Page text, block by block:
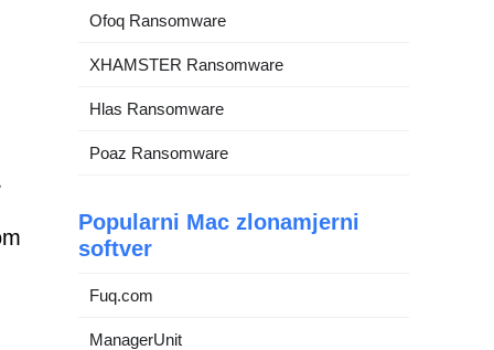
Ofoq Ransomware
XHAMSTER Ransomware
Hlas Ransomware
Poaz Ransomware
Popularni Mac zlonamjerni
softver
Fuq.com
ManagerUnit